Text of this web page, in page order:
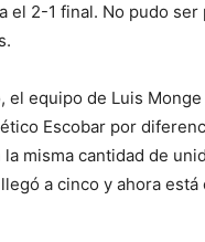
el 2-1 final. No pudo ser
el equipo de Luis
Escobar por
misma cantidad de
a cinco y ahora está